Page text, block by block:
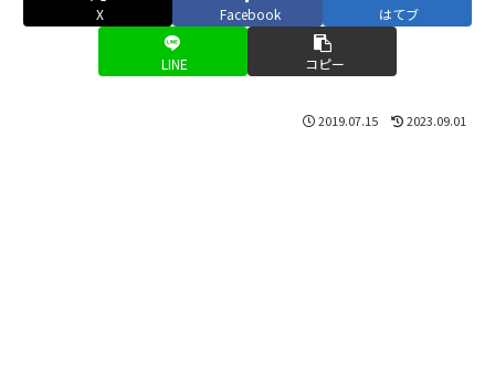
X Facebook はてブ
LINE コピー
2019.07.15 2023.09.01